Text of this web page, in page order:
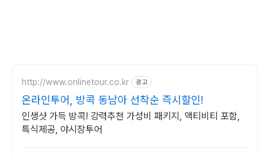
http://www.onlinetour.co.kr 광고
온라인투어, 방콕 동남아 선착순 즉시할인!
인생샷 가득 방콕! 강력추천 가성비 패키지, 액티비티 포함,
특식제공, 야시장투어